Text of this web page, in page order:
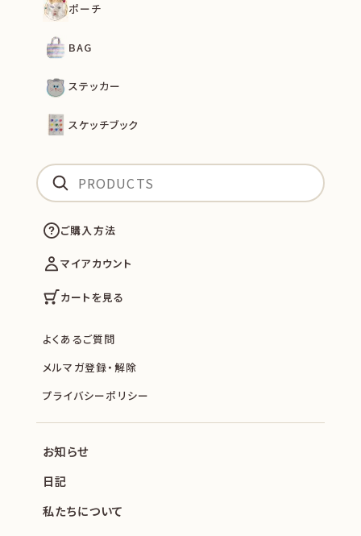
ポーチ
BAG
ステッカー
スケッチブック
ご購入方法
マイアカウント
カートを見る
よくあるご質問
メルマガ登録・解除
プライバシーポリシー
お知らせ
日記
私たちについて